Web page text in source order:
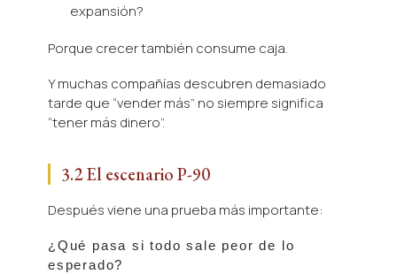
expansión?
Porque crecer también consume caja.
Y muchas compañías descubren demasiado
tarde que “vender más” no siempre significa
“tener más dinero”.
3.2 El escenario P-90
Después viene una prueba más importante:
¿Qué pasa si todo sale peor de lo
esperado?